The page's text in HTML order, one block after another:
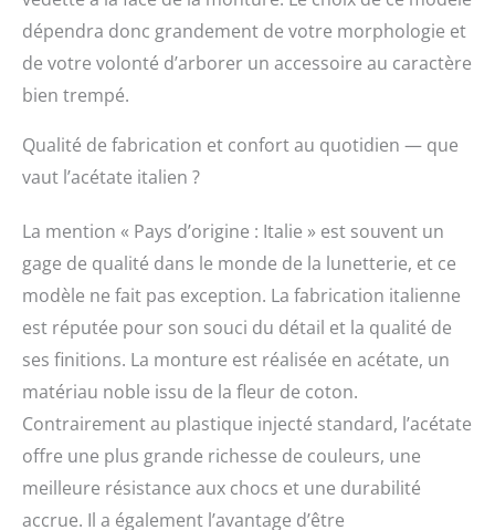
dépendra donc grandement de votre morphologie et
de votre volonté d’arborer un accessoire au caractère
bien trempé.
Qualité de fabrication et confort au quotidien — que
vaut l’acétate italien ?
La mention « Pays d’origine : Italie » est souvent un
gage de qualité dans le monde de la lunetterie, et ce
modèle ne fait pas exception. La fabrication italienne
est réputée pour son souci du détail et la qualité de
ses finitions. La monture est réalisée en acétate, un
matériau noble issu de la fleur de coton.
Contrairement au plastique injecté standard, l’acétate
offre une plus grande richesse de couleurs, une
meilleure résistance aux chocs et une durabilité
accrue. Il a également l’avantage d’être